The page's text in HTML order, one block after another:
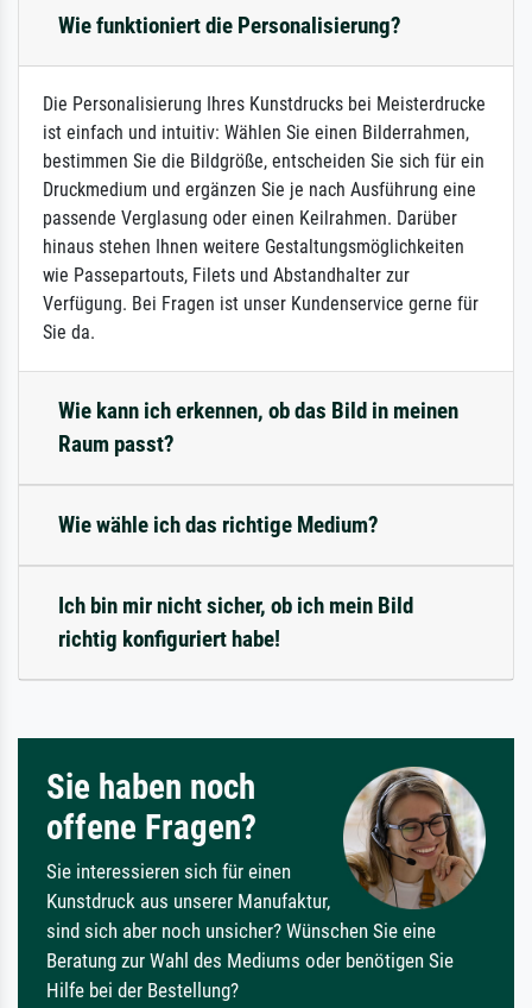
Wie funktioniert die Personalisierung?
Die Personalisierung Ihres Kunstdrucks bei Meisterdrucke
ist einfach und intuitiv: Wählen Sie einen Bilderrahmen,
bestimmen Sie die Bildgröße, entscheiden Sie sich für ein
Druckmedium und ergänzen Sie je nach Ausführung eine
passende Verglasung oder einen Keilrahmen. Darüber
hinaus stehen Ihnen weitere Gestaltungsmöglichkeiten
wie Passepartouts, Filets und Abstandhalter zur
Verfügung. Bei Fragen ist unser Kundenservice gerne für
Sie da.
Wie kann ich erkennen, ob das Bild in meinen
Raum passt?
Wie wähle ich das richtige Medium?
Ich bin mir nicht sicher, ob ich mein Bild
richtig konfiguriert habe!
Sie haben noch
offene Fragen?
Sie interessieren sich für einen
Kunstdruck aus unserer Manufaktur,
sind sich aber noch unsicher? Wünschen Sie eine
Beratung zur Wahl des Mediums oder benötigen Sie
Hilfe bei der Bestellung?